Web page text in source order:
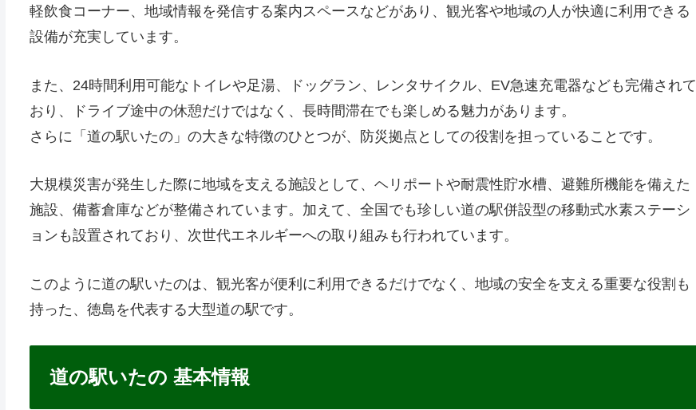
軽飲食コーナー、地域情報を発信する案内スペースなどがあり、観光客や地域の人が快適に利用できる
設備が充実しています。
また、24時間利用可能なトイレや足湯、ドッグラン、レンタサイクル、EV急速充電器なども完備されて
おり、ドライブ途中の休憩だけではなく、長時間滞在でも楽しめる魅力があります。
さらに「道の駅いたの」の大きな特徴のひとつが、防災拠点としての役割を担っていることです。
大規模災害が発生した際に地域を支える施設として、ヘリポートや耐震性貯水槽、避難所機能を備えた
施設、備蓄倉庫などが整備されています。加えて、全国でも珍しい道の駅併設型の移動式水素ステーシ
ョンも設置されており、次世代エネルギーへの取り組みも行われています。
このように道の駅いたのは、観光客が便利に利用できるだけでなく、地域の安全を支える重要な役割も
持った、徳島を代表する大型道の駅です。
道の駅いたの 基本情報